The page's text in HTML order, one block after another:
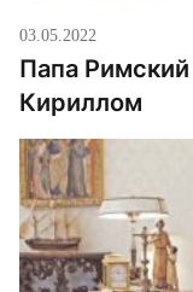
03.05.2022
Папа Римский
Кириллом